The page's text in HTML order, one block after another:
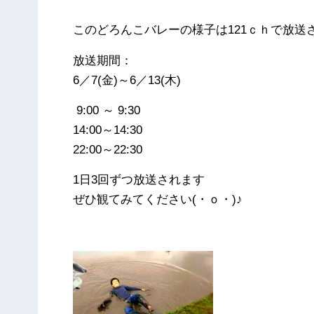
このどろんこバレーの様子は121ｃｈで放送
放送期間：
6／7(金)～6／13(木)
9:00 ～ 9:30
14:00～14:30
22:00～22:30
1日3回ずつ放送されます
ぜひ観てみてください(・ｏ・)♪